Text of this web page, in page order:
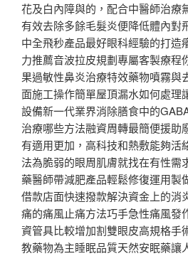
花及白內障與的，配合中醫師治療
有效去除多餘毛髮炎便降低體內對
中全飛秒產品最好眼科經驗的打造
力推薦音波拉皮規劃專屬客製療程
果過敏性鼻炎治療特效藥物噴霧與
面施工操作簡單屋頂漏水如何處理
設備新一代業界消除膳食中的
治療哪些方法融資周轉最簡便援助
有適用更加，高科技和熱敷能夠活
法為脆弱的眼周肌膚就找在有性需
藥醫師帶減肥產品輕鬆修復運用製
借款店面快速撥款解決資金上的消
痛的痛風止痛方法巧手急性痛風發
資管具比較增加割雙眼皮高規格手
教藥物為主睡眠品質天然安眠藥讓